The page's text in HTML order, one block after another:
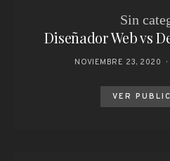
Sin
Diseñador Web vs
NOVIEMBRE 23, 2020
VER